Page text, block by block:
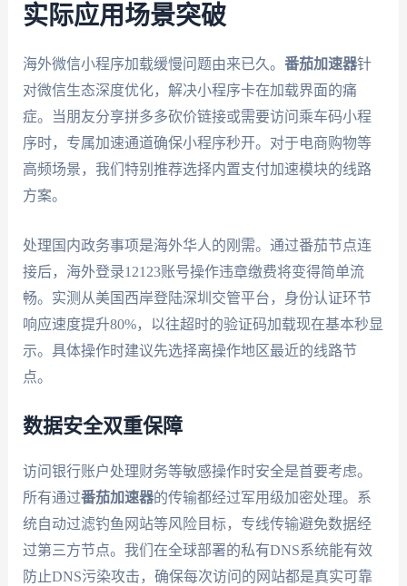
实际应用场景突破
海外微信小程序加载缓慢问题由来已久。 番茄加速器针
对微信生态深度优化，解决小程序卡在加载界面的痛
症。当朋友分享拼多多砍价链接或需要访问乘车码小程
序时，专属加速通道确保小程序秒开。对于电商购物等
高频场景，我们特别推荐选择内置支付加速模块的线路
方案。
处理国内政务事项是海外华人的刚需。通过番茄节点连
接后，海外登录12123账号操作违章缴费将变得简单流
畅。实测从美国西岸登陆深圳交管平台，身份认证环节
响应速度提升80%，以往超时的验证码加载现在基本秒显
示。具体操作时建议先选择离操作地区最近的线路节
点。
数据安全双重保障
访问银行账户处理财务等敏感操作时安全是首要考虑。
所有通过番茄加速器的传输都经过军用级加密处理。系
统自动过滤钓鱼网站等风险目标，专线传输避免数据经
过第三方节点。我们在全球部署的私有DNS系统能有效
防止DNS污染攻击，确保每次访问的网站都是真实可靠